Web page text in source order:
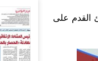
القدم على